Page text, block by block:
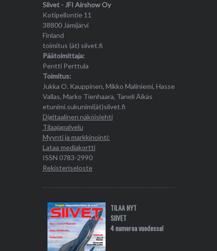
Siivet - JFI Airshow Oy
Kotipellontie 11
38800 Jämijärvi
Finland
toimitus (ät) siivet.fi
Päätoimittaja:
Pentti Perttula
Toimitus:
Jukka O. Kauppinen, Mikko Maliniemi, Hasse
Vallas, Marko Tienhaara, Taneli Äikäs
etunimi.sukunimi(ät)siivet.fi
Digitaalinen näköislehti
Tilaajapalvelu
Myynti ja markkinointi:
Lataa mediakortti
ISSN 0783-2990
Rekisteriseloste
TILAA NYT
SIIVET
4 numeroa vuodessa!